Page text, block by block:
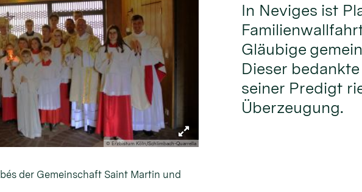
© Erzbistum Köln/Schlimbach-Quarrella
der Gemeinschaft Saint Martin und
In Neviges ist
Gläubige
Dieser
seiner Predigt
Überzeugung.